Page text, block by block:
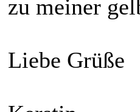
zu meiner
Liebe Grüße